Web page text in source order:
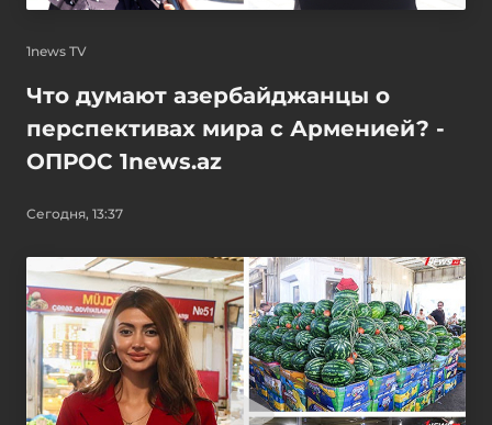
1news TV
Что думают азербайджанцы о
перспективах мира с Арменией? -
ОПРОС 1news.az
Сегодня, 13:37